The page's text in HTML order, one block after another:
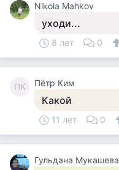
Nikola Mahkov
уходи...
8 лет 0
ПК Пётр Ким
Какой
11 лет 0
Гульдана Мукашева